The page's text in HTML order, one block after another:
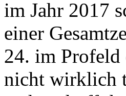
im Jahr 2017
einer
24. im Profeld
nicht wirklich